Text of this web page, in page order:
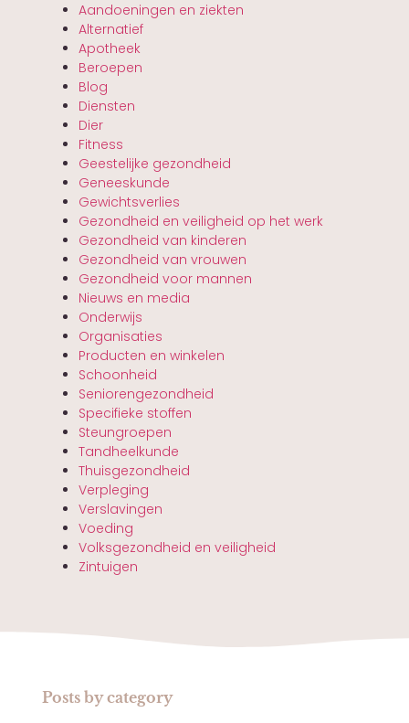
Aandoeningen en ziekten
Alternatief
Apotheek
Beroepen
Blog
Diensten
Dier
Fitness
Geestelijke gezondheid
Geneeskunde
Gewichtsverlies
Gezondheid en veiligheid op het werk
Gezondheid van kinderen
Gezondheid van vrouwen
Gezondheid voor mannen
Nieuws en media
Onderwijs
Organisaties
Producten en winkelen
Schoonheid
Seniorengezondheid
Specifieke stoffen
Steungroepen
Tandheelkunde
Thuisgezondheid
Verpleging
Verslavingen
Voeding
Volksgezondheid en veiligheid
Zintuigen
Posts by category